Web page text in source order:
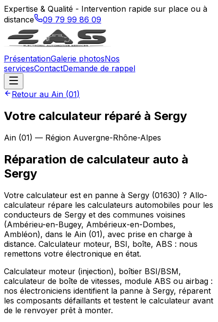
Expertise & Qualité - Intervention rapide sur place ou à
distance
09 79 99 86 09
PrésentationGalerie photosNos
servicesContactDemande de rappel
Retour au Ain (01)
Votre calculateur réparé à Sergy
Ain (01) — Région Auvergne-Rhône-Alpes
Réparation de calculateur auto à
Sergy
Votre calculateur est en panne à Sergy (01630) ? Allo-
calculateur répare les calculateurs automobiles pour les
conducteurs de Sergy et des communes voisines
(Ambérieu-en-Bugey, Ambérieux-en-Dombes,
Ambléon), dans le Ain (01), avec prise en charge à
distance. Calculateur moteur, BSI, boîte, ABS : nous
remettons votre électronique en état.
Calculateur moteur (injection), boîtier BSI/BSM,
calculateur de boîte de vitesses, module ABS ou airbag :
nos électroniciens identifient la panne à Sergy, réparent
les composants défaillants et testent le calculateur avant
de le renvoyer prêt à monter.